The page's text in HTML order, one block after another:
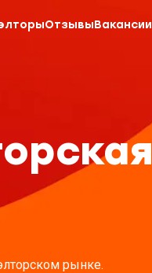
ОтзывыВакансии
рынке.